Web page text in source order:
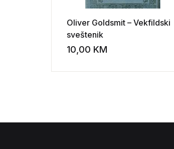
Oliver Goldsmit – Vekfildski
sveštenik
10,00 KM